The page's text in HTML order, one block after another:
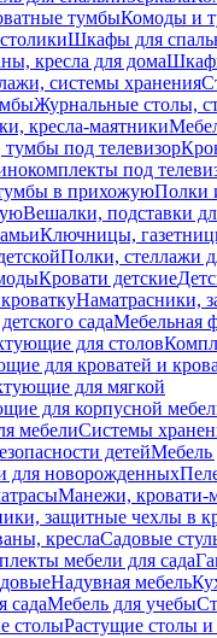
тумбыКомоды и
Шкафы для
кресла для дома
системы хранения
Журнальные столы,
кресла-маятники
под телевизор
под
в прихожуюПолки
Вешалки, подставки
Ключницы,
Полки, стеллажи
Кровати детские
Наматрасники,
садаМебельная
для столов
для кроватей и
для мягкой
для корпусной
мебелиСистемы
детейМебель
для новорожденных
Манежи, кровати-
защитные чехлы в
креслаСадовые
мебели для сада
Надувная мебель
садаМебель для учебы
столыРастущие столы